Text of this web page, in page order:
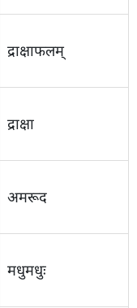
द्राक्षाफलम्
द्राक्षा
अमरूद
मधुमधुः